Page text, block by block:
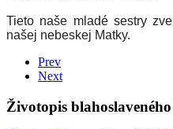
Tieto naše mladé sestry
našej nebeskej Matky.
Prev
Next
Životopis